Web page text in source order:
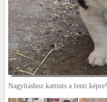
Nagyításhoz kattints a fenti képre!